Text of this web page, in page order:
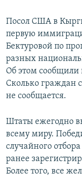
Посол США в
первую
Бектуровой по
разных
Об этом сообщили
Сколько граждан
не сообщается.
Штаты ежегодно
всему миру.
случайного
ранее
Более того, все